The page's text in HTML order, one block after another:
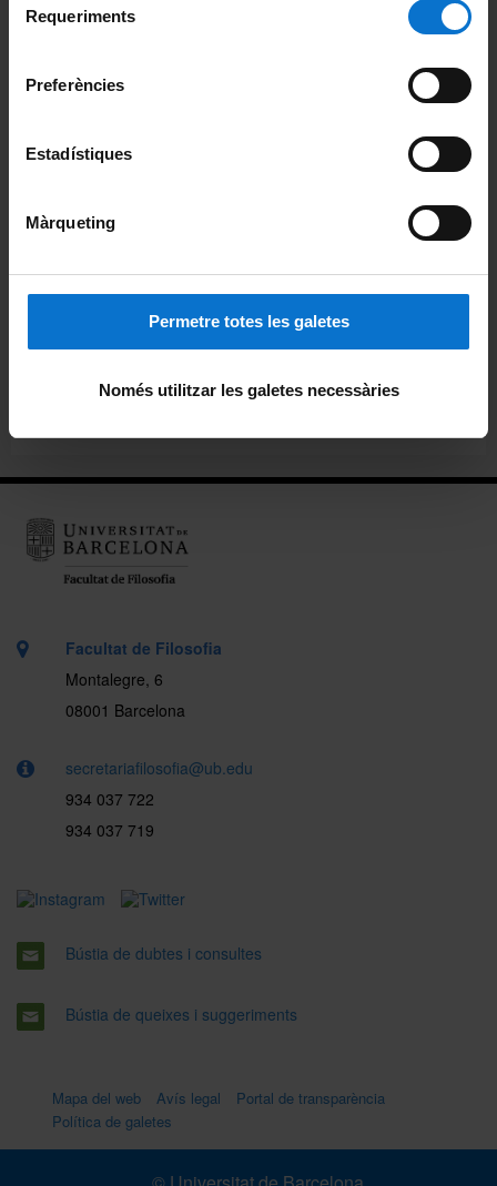
consultar laPolítica de galetes del lloc web de la
Requeriments
Preferències
Estadístiques
Màrqueting
Permetre totes les galetes
Només utilitzar les galetes necessàries
Actualitat
Pòdcast ἀκουστικός (akoustikós)
Beques de col·laboració
Carnet pels alumnes i personal de la Facultat
Facultat de Filosofia
Montalegre, 6
08001 Barcelona
secretariafilosofia@ub.edu
934 037 722
934 037 719
Bústia de dubtes i consultes
Bústia de queixes i suggeriments
Mapa del web Avís legal
Portal de transparència
Política de galetes